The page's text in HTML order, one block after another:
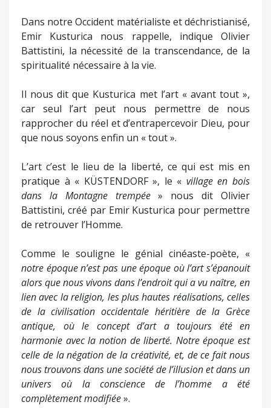
Dans notre Occident matérialiste et déchristianisé,
Emir Kusturica nous rappelle, indique Olivier
Battistini, la nécessité de la transcendance, de la
spiritualité nécessaire à la vie.
Il nous dit que Kusturica met l’art « avant tout »,
car seul l’art peut nous permettre de nous
rapprocher du réel et d’entrapercevoir Dieu, pour
que nous soyons enfin un « tout ».
L’art c’est le lieu de la liberté, ce qui est mis en
pratique à « KÜSTENDORF », le « village en bois
dans la Montagne trempée» nous dit Olivier
Battistini, créé par Emir Kusturica pour permettre
de retrouver l’Homme.
Comme le souligne le génial cinéaste-poète, «
notre époque n’est pas une époque où l’art s’épanouit
alors que nous vivons dans l’endroit qui a vu naître, en
lien avec la religion, les plus hautes réalisations, celles
de la civilisation occidentale héritière de la Grèce
antique, où le concept d’art a toujours été en
harmonie avec la notion de liberté. Notre époque est
celle de la négation de la créativité, et, de ce fait nous
nous trouvons dans une société de l’illusion et dans un
univers où la conscience de l’homme a été
complètement modifiée».